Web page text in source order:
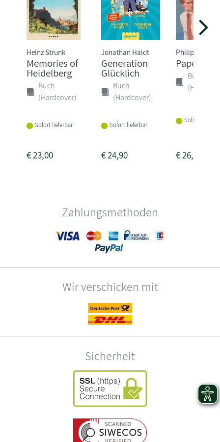
Heinz Strunk
Memories of
Heidelberg
Buch
(Hardcover)
Sofort lieferbar
€23,00
Jonathan Haidt
Generation
Glücklich
Buch
(Hardcover)
Sofort lieferbar
€24,90
Philipp
Buch
Sofort
€26,00
Zahlungsmethoden
Wir verschicken mit
Sicherheit